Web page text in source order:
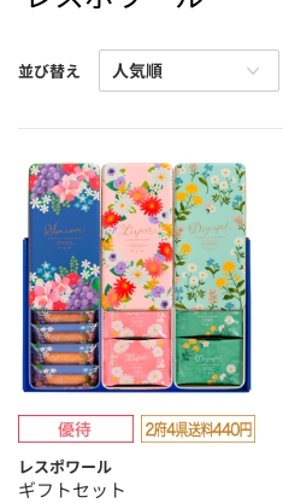
並び替え
レスポワール
ギフトセット